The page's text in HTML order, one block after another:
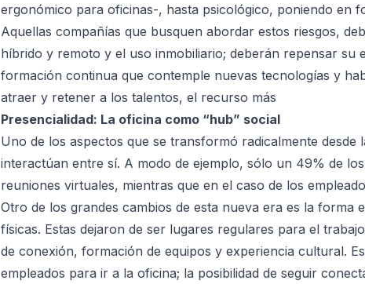
ergonómico para oficinas-, hasta psicológico, poniendo en
Aquellas compañías que busquen abordar estos riesgos,
híbrido y remoto y el uso inmobiliario; deberán repensar su
formación continua que contemple nuevas tecnologías y
atraer y retener a los talentos, el recurso más
Presencialidad: La oficina como “hub” social
Uno de los aspectos que se transformó radicalmente desde
interactúan entre sí. A modo de ejemplo, sólo un 49% de
reuniones virtuales, mientras que en el caso de los
Otro de los grandes cambios de esta nueva era es la forma
físicas. Estas dejaron de ser lugares regulares para el
de conexión, formación de equipos y experiencia cultural.
empleados para ir a la oficina; la posibilidad de seguir